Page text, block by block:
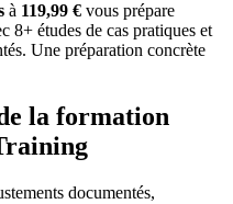
à 119,99 € vous prépare
8+ études de cas pratiques et
Une préparation concrète
la formation
documentés,